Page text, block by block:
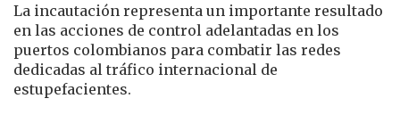
La incautación representa un importante resultado
en las acciones de control adelantadas en los
puertos colombianos para combatir las redes
dedicadas al tráfico internacional de
estupefacientes.